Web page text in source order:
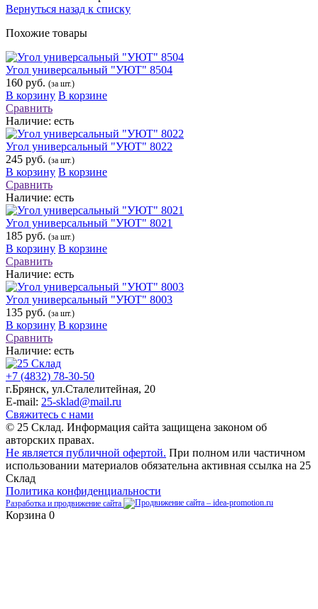
Вернуться назад к списку
Похожие товары
Угол универсальный "УЮТ" 8504
160 руб. (за шт.)
В корзину В корзине
Сравнить
Наличие: есть
Угол универсальный "УЮТ" 8022
245 руб. (за шт.)
В корзину В корзине
Сравнить
Наличие: есть
Угол универсальный "УЮТ" 8021
185 руб. (за шт.)
В корзину В корзине
Сравнить
Наличие: есть
Угол универсальный "УЮТ" 8003
135 руб. (за шт.)
В корзину В корзине
Сравнить
Наличие: есть
+7 (4832) 78-30-50
г.Брянск, ул.Сталелитейная, 20
E-mail: 25-sklad@mail.ru
Свяжитесь с нами
© 25 Склад. Информация сайта защищена законом об
авторских правах.
Не является публичной офертой. При полном или частичном
использовании материалов обязательна активная ссылка на 25
Склад
Политика конфиденциальности
Разработка и продвижение сайта
Корзина 0